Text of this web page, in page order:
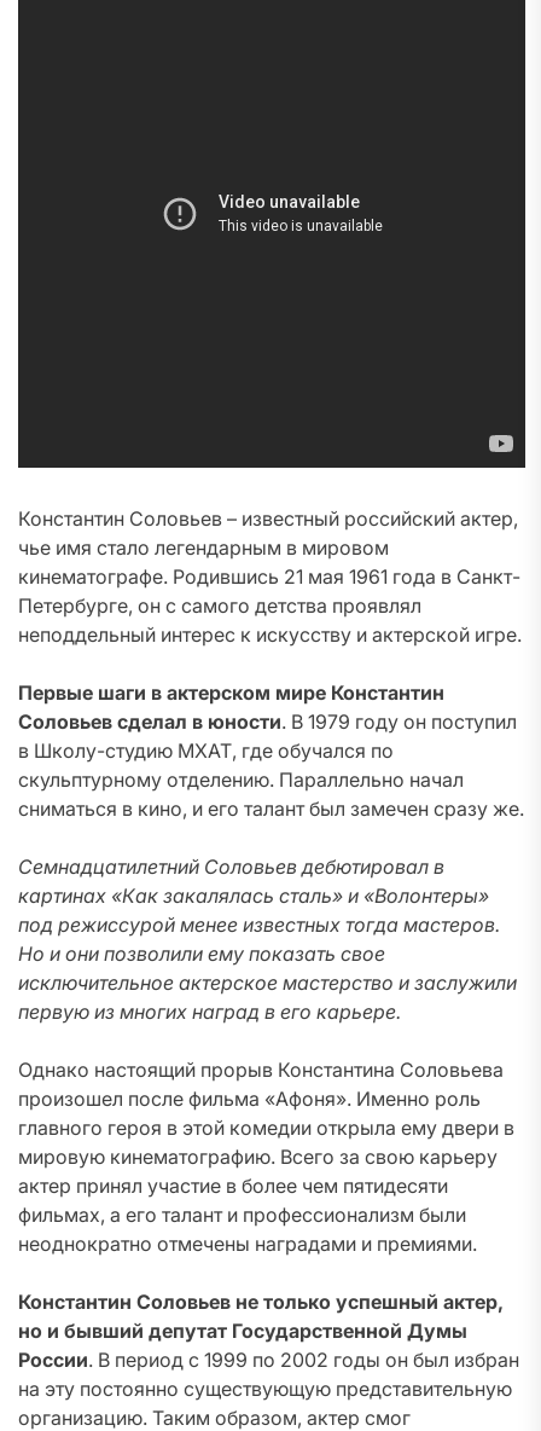
Константин Соловьев – известный российский актер,
чье имя стало легендарным в мировом
кинематографе. Родившись 21 мая 1961 года в Санкт-
Петербурге, он с самого детства проявлял
неподдельный интерес к искусству и актерской игре.
Первые шаги в актерском мире Константин
Соловьев сделал в юности. В 1979 году он поступил
в Школу-студию МХАТ, где обучался по
скульптурному отделению. Параллельно начал
сниматься в кино, и его талант был замечен сразу же.
Семнадцатилетний Соловьев дебютировал в
картинах «Как закалялась сталь» и «Волонтеры»
под режиссурой менее известных тогда мастеров.
Но и они позволили ему показать свое
исключительное актерское мастерство и заслужили
первую из многих наград в его карьере.
Однако настоящий прорыв Константина Соловьева
произошел после фильма «Афоня». Именно роль
главного героя в этой комедии открыла ему двери в
мировую кинематографию. Всего за свою карьеру
актер принял участие в более чем пятидесяти
фильмах, а его талант и профессионализм были
неоднократно отмечены наградами и премиями.
Константин Соловьев не только успешный актер,
но и бывший депутат Государственной Думы
России. В период с 1999 по 2002 годы он был избран
на эту постоянно существующую представительную
организацию. Таким образом, актер смог